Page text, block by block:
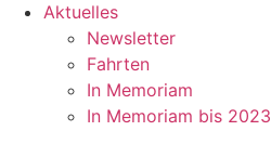
Aktuelles
Newsletter
Fahrten
In Memoriam
In Memoriam bis 2023